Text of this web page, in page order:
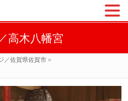
高木八幡宮
／佐賀県佐賀市 »